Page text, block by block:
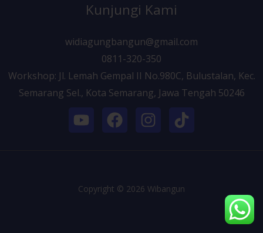
Kunjungi Kami
widiagungbangun@gmail.com
0811-320-350
Workshop: Jl. Lemah Gempal II No.980C, Bulustalan, Kec.
Semarang Sel., Kota Semarang, Jawa Tengah 50246
Copyright © 2026 Wibangun